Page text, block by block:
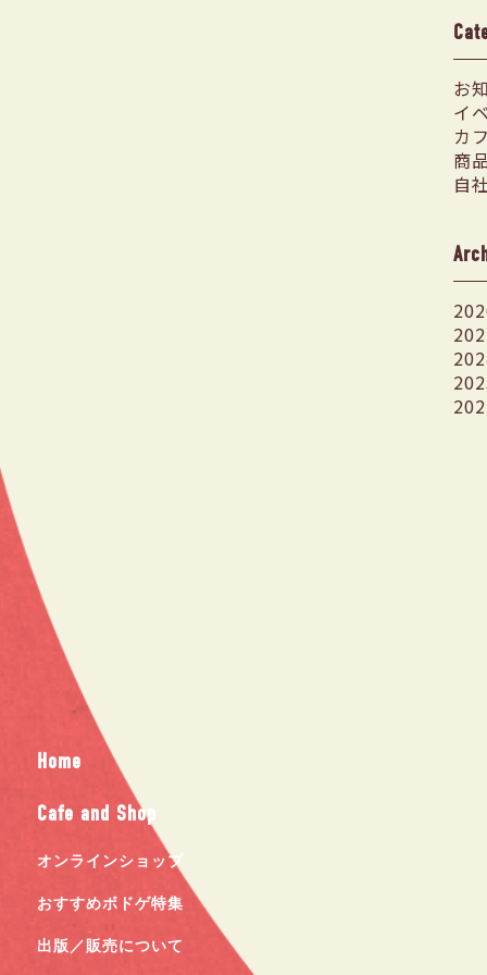
Home
Cafe and Shop
オンラインショップ
おすすめボドゲ特集
出版／販売について
お
イ
カ
商
自